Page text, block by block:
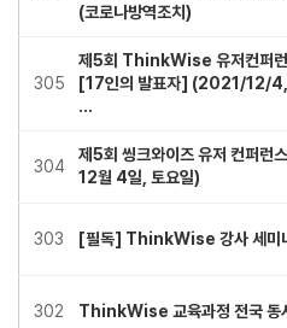
(코로나방역조치)
305
제5회 ThinkWise 유저컨퍼런
[17인의 발표자] (2021/12/
…
304
제5회 씽크와이즈 유저 컨퍼런
12월 4일, 토요일)
303 [필독] ThinkWise 강사 세미
302 ThinkWise 교육과정 전국 동